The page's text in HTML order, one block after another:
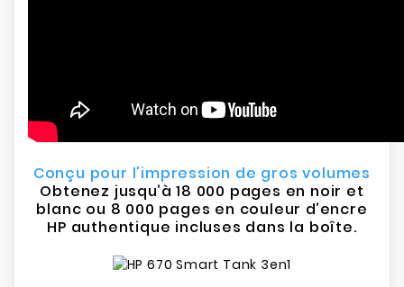
Conçu pour l'impression de gros volumes
Obtenez jusqu’à 18 000 pages en noir et
blanc ou 8 000 pages en couleur d’encre
HP authentique incluses dans la boîte.